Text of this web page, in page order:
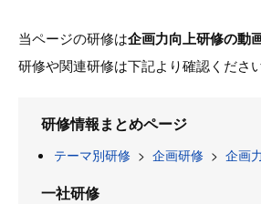
当ページの研修は企画力向上研修の動
研修や関連研修は下記より確認ください
研修情報まとめページ
テーマ別研修 > 企画研修 > 企画
一社研修